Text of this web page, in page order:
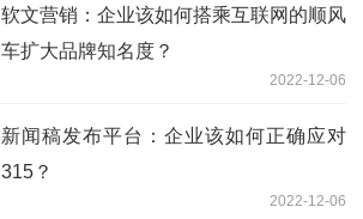
软文营销：企业该如何搭乘互联网的顺风
车扩大品牌知名度？
2022-12-06
新闻稿发布平台：企业该如何正确应对
315？
2022-12-06